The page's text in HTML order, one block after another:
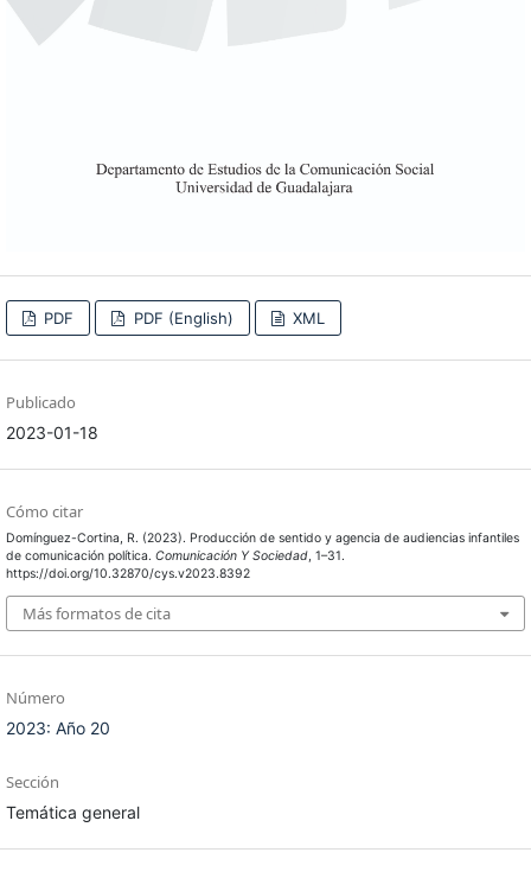
PDF PDF (English) XML
Publicado
2023-01-18
Cómo citar
Domínguez-Cortina, R. (2023). Producción de sentido y agencia de audiencias infantiles
de comunicación política. Comunicación Y Sociedad, 1–31.
https://doi.org/10.32870/cys.v2023.8392
Más formatos de cita
Número
2023: Año 20
Sección
Temática general